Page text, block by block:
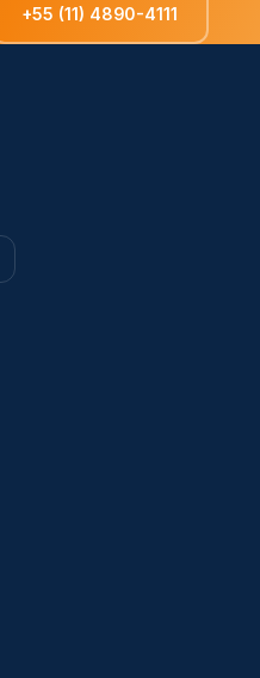
+55 (11) 4890-4111